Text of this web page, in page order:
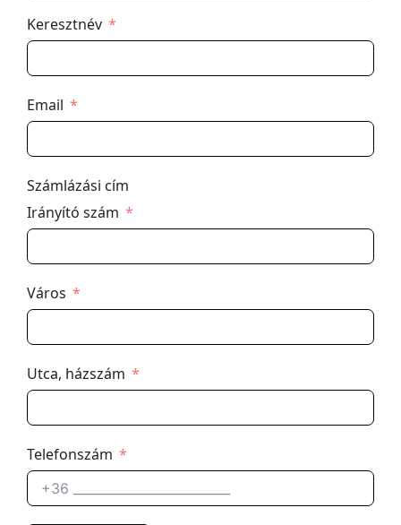
Keresztnév
Email
Számlázási cím
Irányító szám
Város
Utca, házszám
Telefonszám